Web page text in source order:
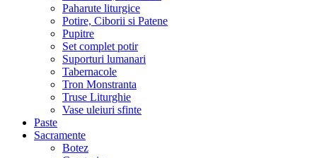
Paharute liturgice
Potire, Ciborii si Patene
Pupitre
Set complet potir
Suporturi lumanari
Tabernacole
Tron Monstranta
Truse Liturghie
Vase uleiuri sfinte
Paste
Sacramente
Botez